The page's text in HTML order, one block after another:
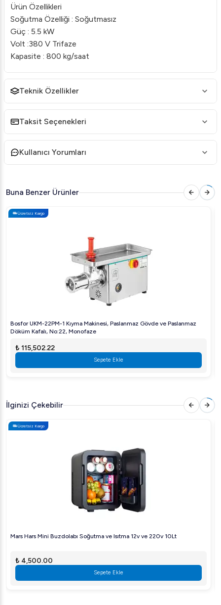
Ürün Özellikleri
Soğutma Özelliği : Soğutmasız
Güç : 5.5 kW
Volt :380 V Trifaze
Kapasite : 800 kg/saat
Teknik Özellikler
Taksit Seçenekleri
Kullanıcı Yorumları
Buna Benzer Ürünler
Ücretsiz Kargo
Bosfor UKM-22PM-1 Kıyma Makinesi, Paslanmaz Gövde ve Paslanmaz
Döküm Kafalı, No:22, Monofaze
₺ 115,502.22
Sepete Ekle
İlginizi Çekebilir
Ücretsiz Kargo
Mars Hars Mini Buzdolabı Soğutma ve Isıtma 12v ve 220v 10Lt
₺ 4,500.00
Sepete Ekle